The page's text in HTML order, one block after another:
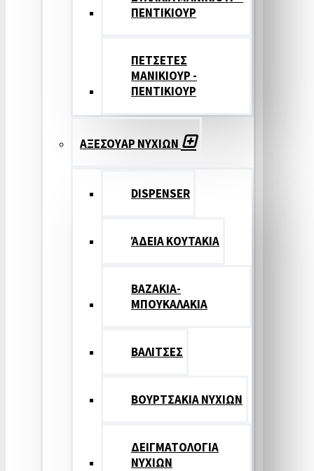
ΠΕΝΤΙΚΙΟΥΡ
ΠΕΤΣΕΤΕΣ
ΜΑΝΙΚΙΟΥΡ -
ΠΕΝΤΙΚΙΟΥΡ
ΑΞΕΣΟΥΑΡ ΝΥΧΙΩΝ
DISPENSER
ΆΔΕΙΑ ΚΟΥΤΑΚΙΑ
ΒΑΖΑΚΙΑ-
ΜΠΟΥΚΑΛΑΚΙΑ
ΒΑΛΙΤΣΕΣ
ΒΟΥΡΤΣΑΚΙΑ ΝΥΧΙΩΝ
ΔΕΙΓΜΑΤΟΛΟΓΙΑ
ΝΥΧΙΩΝ